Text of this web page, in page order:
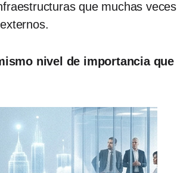
que muchas veces
nivel de importancia que